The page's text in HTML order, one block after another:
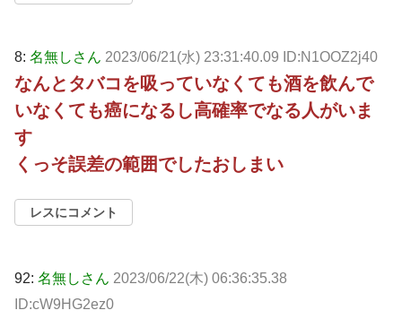
8: 名無しさん 2023/06/21(水) 23:31:40.09 ID:N1OOZ2j40
なんとタバコを吸っていなくても酒を飲んで
いなくても癌になるし高確率でなる人がいま
す
くっそ誤差の範囲でしたおしまい
レスにコメント
92: 名無しさん 2023/06/22(木) 06:36:35.38
ID:cW9HG2ez0